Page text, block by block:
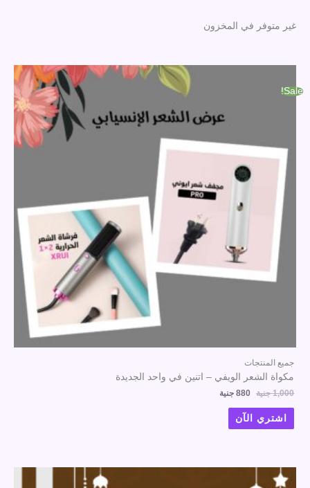
1,016 جنية.
936 جنية.
غير متوفر في المخزون
Sale!
جميع المنتجات
مكواة الشعر الويفي – اتنين في واحد الجديدة
1,000 جنية 880 جنية
اشتري الآن